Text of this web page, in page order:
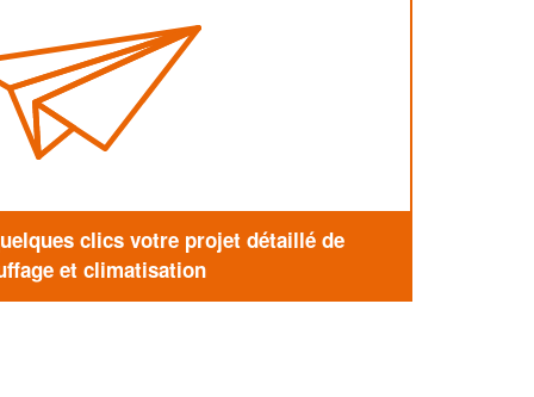
clics votre projet détaillé de
et climatisation